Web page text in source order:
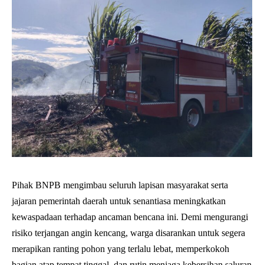
Pihak BNPB mengimbau seluruh lapisan masyarakat serta
jajaran pemerintah daerah untuk senantiasa meningkatkan
kewaspadaan terhadap ancaman bencana ini. Demi mengurangi
risiko terjangan angin kencang, warga disarankan untuk segera
merapikan ranting pohon yang terlalu lebat, memperkokoh